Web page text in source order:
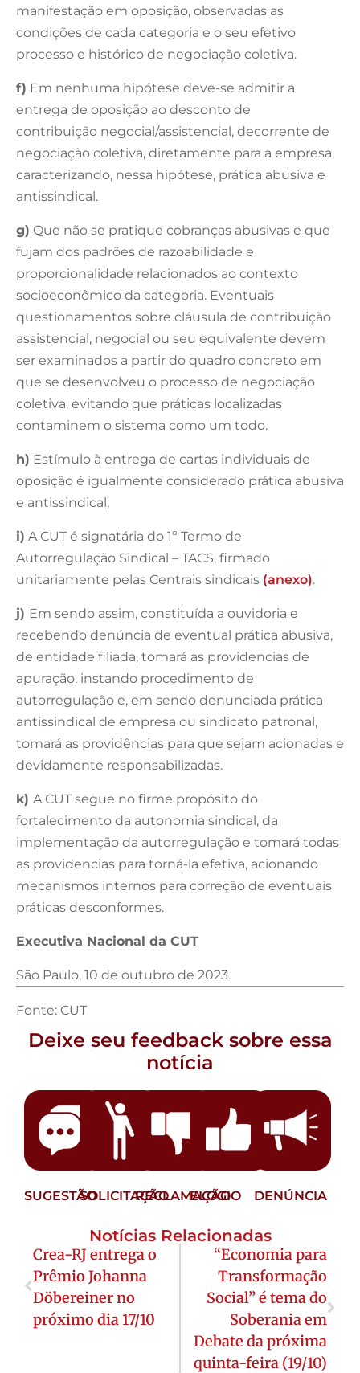
manifestação em oposição, observadas as
condições de cada categoria e o seu efetivo
processo e histórico de negociação coletiva.
f) Em nenhuma hipótese deve-se admitir a
entrega de oposição ao desconto de
contribuição negocial/assistencial, decorrente de
negociação coletiva, diretamente para a empresa,
caracterizando, nessa hipótese, prática abusiva e
antissindical.
g) Que não se pratique cobranças abusivas e que
fujam dos padrões de razoabilidade e
proporcionalidade relacionados ao contexto
socioeconômico da categoria. Eventuais
questionamentos sobre cláusula de contribuição
assistencial, negocial ou seu equivalente devem
ser examinados a partir do quadro concreto em
que se desenvolveu o processo de negociação
coletiva, evitando que práticas localizadas
contaminem o sistema como um todo.
h) Estímulo à entrega de cartas individuais de
oposição é igualmente considerado prática abusiva
e antissindical;
i) A CUT é signatária do 1º Termo de
Autorregulação Sindical – TACS, firmado
unitariamente pelas Centrais sindicais (anexo).
j) Em sendo assim, constituída a ouvidoria e
recebendo denúncia de eventual prática abusiva,
de entidade filiada, tomará as providencias de
apuração, instando procedimento de
autorregulação e, em sendo denunciada prática
antissindical de empresa ou sindicato patronal,
tomará as providências para que sejam acionadas e
devidamente responsabilizadas.
k) A CUT segue no firme propósito do
fortalecimento da autonomia sindical, da
implementação da autorregulação e tomará todas
as providencias para torná-la efetiva, acionando
mecanismos internos para correção de eventuais
práticas desconformes.
Executiva Nacional da CUT
São Paulo, 10 de outubro de 2023.
Fonte: CUT
Deixe seu feedback sobre essa
notícia
SUGESTÃOSOLICITAÇÃORECLAMAÇÃO
ELOGIO DENÚNCIA
Notícias Relacionadas
Crea-RJ entrega o
Prêmio Johanna
Döbereiner no
próximo dia 17/10
“Economia para
Transformação
Social” é tema do
Soberania em
Debate da próxima
quinta-feira (19/10)